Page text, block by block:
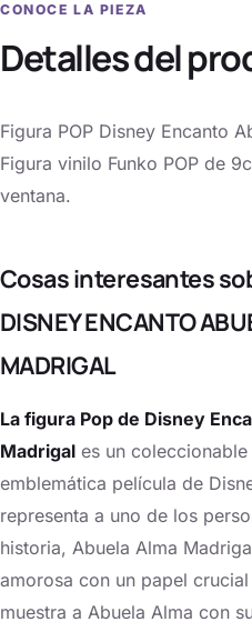
CONOCE LA PIEZA
Detalles del
Figura POP Disney Encanto
Figura vinilo Funko POP de
ventana.
Cosas interesantes
DISNEY ENCANTO
MADRIGAL
La figura Pop de Disney
Madrigal es un
emblemática película de
representa a uno de los
historia, Abuela Alma
amorosa con un papel
muestra a Abuela Alma con